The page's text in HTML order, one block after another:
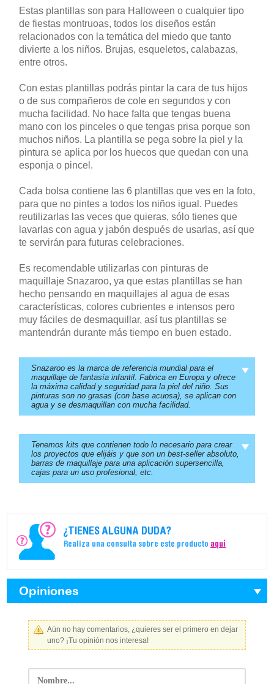
Estas plantillas son para Halloween o cualquier tipo
de fiestas montruoas, todos los diseños están
relacionados con la temática del miedo que tanto
divierte a los niños. Brujas, esqueletos, calabazas,
entre otros.
Con estas plantillas podrás pintar la cara de tus hijos
o de sus compañeros de cole en segundos y con
mucha facilidad. No hace falta que tengas buena
mano con los pinceles o que tengas prisa porque son
muchos niños. La plantilla se pega sobre la piel y la
pintura se aplica por los huecos que quedan con una
esponja o pincel.
Cada bolsa contiene las 6 plantillas que ves en la foto,
para que no pintes a todos los niños igual. Puedes
reutilizarlas las veces que quieras, sólo tienes que
lavarlas con agua y jabón después de usarlas, así que
te servirán para futuras celebraciones.
Es recomendable utilizarlas con pinturas de
maquillaje Snazaroo, ya que estas plantillas se han
hecho pensando en maquillajes al agua de esas
características, colores cubrientes e intensos pero
muy fáciles de desmaquillar, así tus plantillas se
mantendrán durante más tiempo en buen estado.
Snazaroo es la marca de referencia mundial para el
maquillaje de fantasía infantil. Fabrica en Europa y ofrece
la máxima calidad y seguridad para la piel del niño. Sus
pinturas son no grasas (con base acuosa), se aplican con
agua y se desmaquillan con mucha facilidad.
Tenemos kits que contienen todo lo necesario para crear
los proyectos que elijáis y que son un best-seller absoluto,
barras de maquillaje para una aplicación supersencilla,
cajas para un uso profesional, etc.
¿TIENES ALGUNA DUDA?
Realiza una consulta sobre este producto aquí
Opiniones
Aún no hay comentarios, ¿quieres ser el primero en dejar
uno? ¡Tu opinión nos interesa!